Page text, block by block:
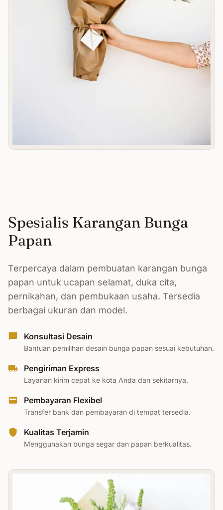
Spesialis Karangan Bunga
Papan
Terpercaya dalam pembuatan karangan bunga
papan untuk ucapan selamat, duka cita,
pernikahan, dan pembukaan usaha. Tersedia
berbagai ukuran dan model.
Konsultasi Desain
Bantuan pemilihan desain bunga papan sesuai kebutuhan.
Pengiriman Express
Layanan kirim cepat ke kota Anda dan sekitarnya.
Pembayaran Flexibel
Transfer bank dan pembayaran di tempat tersedia.
Kualitas Terjamin
Menggunakan bunga segar dan papan berkualitas.